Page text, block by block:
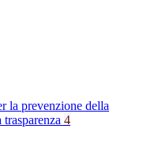
la prevenzione della
4